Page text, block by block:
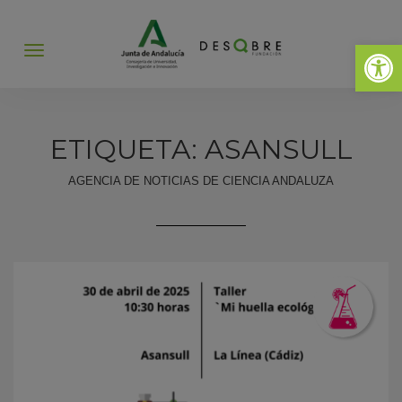
Abrir
Abrir
ETIQUETA: ASANSULL
AGENCIA DE NOTICIAS DE CIENCIA ANDALUZA